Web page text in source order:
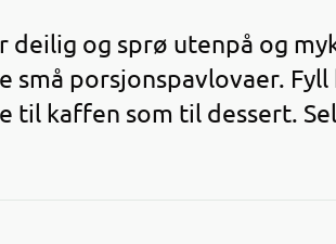
deilig og sprø utenpå og
små porsjonspavlovaer. Fyll
til kaffen som til dessert.